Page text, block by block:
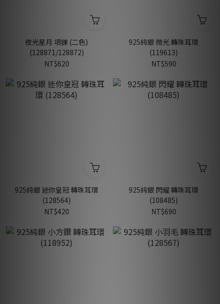
夜光星月 項鍊 (二色)
(128871/128872)
NT$620
925純銀 微光 轉珠耳環
(119613)
NT$590
925純銀 迷你皇冠 轉珠耳環
(128564)
NT$420
925純銀 閃耀 轉珠耳環
(108485)
NT$690